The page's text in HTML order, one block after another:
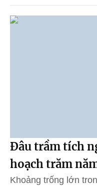
Đâu trầm tích
hoạch trăm
Khoảng trống lớn